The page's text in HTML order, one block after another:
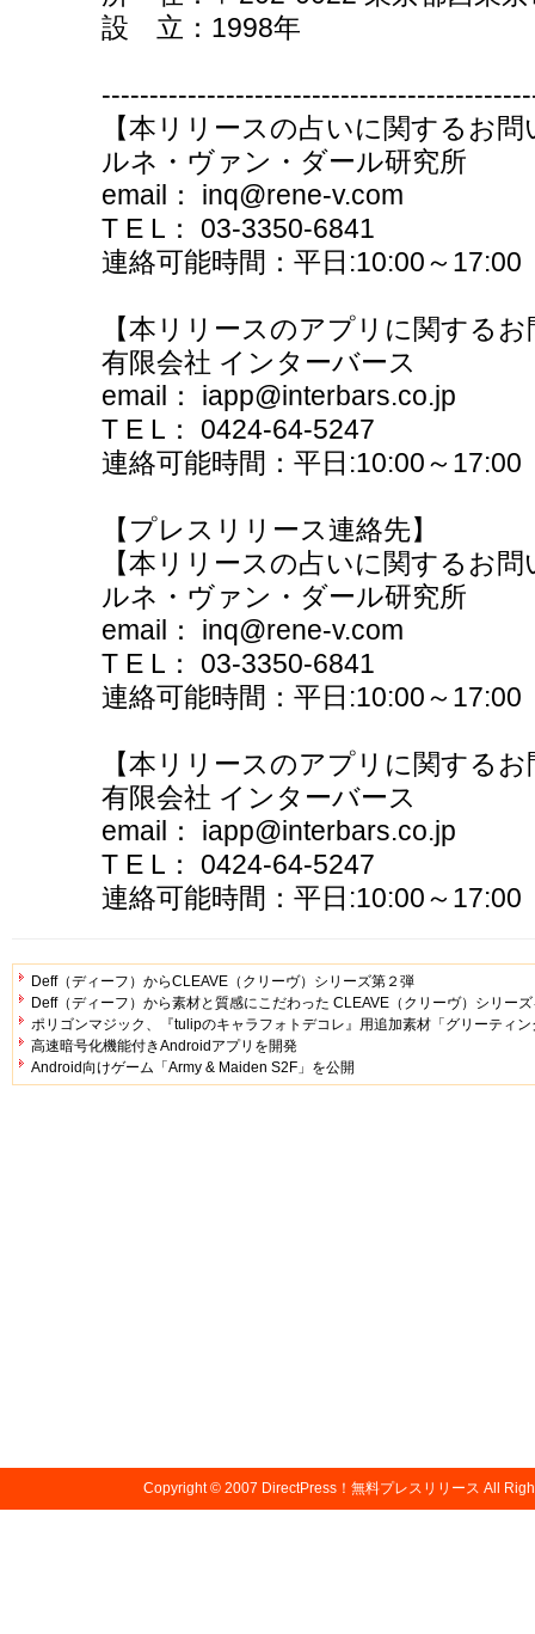
設 立：1998年
【本リリースの占いに関するお問
ルネ・ヴァン・ダール研究所
email： inq@rene-v.com
T E L： 03-3350-6841
連絡可能時間：平日:10:00～17:00
【本リリースのアプリに関する
有限会社 インターバース
email： iapp@interbars.co.jp
T E L： 0424-64-5247
連絡可能時間：平日:10:00～17:00
【プレスリリース連絡先】
【本リリースの占いに関するお問
ルネ・ヴァン・ダール研究所
email： inq@rene-v.com
T E L： 03-3350-6841
連絡可能時間：平日:10:00～17:00
【本リリースのアプリに関する
有限会社 インターバース
email： iapp@interbars.co.jp
T E L： 0424-64-5247
連絡可能時間：平日:10:00～17:00
Deff（ディーフ）からCLEAVE（クリーヴ）シリーズ第２弾
Deff（ディーフ）から素材と質感にこだわった CLEAVE（クリーヴ）シリー
ポリゴンマジック、『tulipのキャラフォトデコレ』用追加素材「グリーティ
高速暗号化機能付きAndroidアプリを開発
Android向けゲーム「Army & Maiden S2F」を公開
Copyright © 2007 DirectPress！無料プレスリリース All